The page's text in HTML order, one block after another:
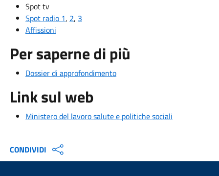
Spot tv
Spot radio 1, 2, 3
Affissioni
Per saperne di più
Dossier di approfondimento
Link sul web
Ministero del lavoro salute e politiche sociali
CONDIVIDI